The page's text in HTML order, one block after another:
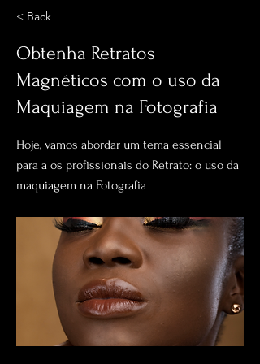
< Back
Obtenha Retratos
Magnéticos com o uso da
Maquiagem na Fotografia
Hoje, vamos abordar um tema essencial
para a os profissionais do Retrato: o uso da
maquiagem na Fotografia